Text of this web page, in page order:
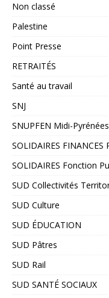
Non classé
Palestine
Point Presse
RETRAITÉS
Santé au travail
SNJ
SNUPFEN Midi-Pyrénées
SOLIDAIRES FINANCES
SOLIDAIRES Fonction
SUD Collectivités
SUD Culture
SUD ÉDUCATION
SUD Pâtres
SUD Rail
SUD SANTÉ SOCIAUX